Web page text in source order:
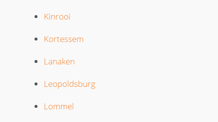
Kinrooi
Kortessem
Lanaken
Leopoldsburg
Lommel